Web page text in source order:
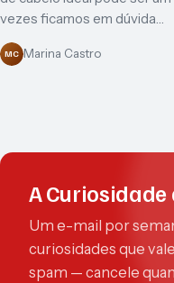
vezes ficamos em dúvida…
MC Marina Castro
A Curiosidade
Um e-mail por
curiosidades que
spam — cancele